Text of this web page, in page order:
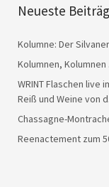
Neueste
Kolumne: Der
Kolumnen,
WRINT Flaschen live
Reiß und Weine von
Chassagne-
Reenactement zum